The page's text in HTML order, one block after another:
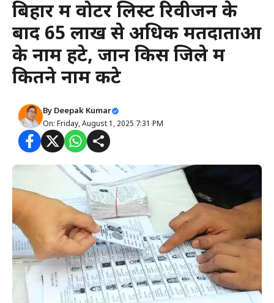
बिहार में वोटर लिस्ट रिवीजन के
बाद 65 लाख से अधिक मतदाताओं
के नाम हटे, जानें किस जिले में
कितने नाम कटे
By Deepak Kumar
On: Friday, August 1, 2025 7:31 PM